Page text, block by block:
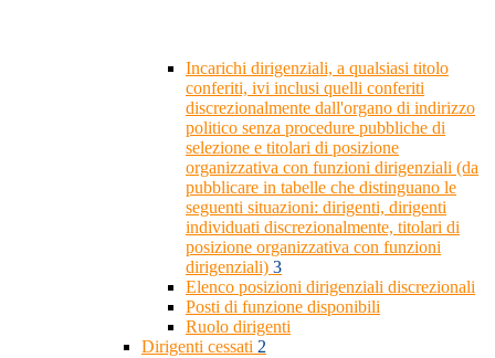
Incarichi dirigenziali, a qualsiasi titolo
conferiti, ivi inclusi quelli conferiti
discrezionalmente dall'organo di indirizzo
politico senza procedure pubbliche di
selezione e titolari di posizione
organizzativa con funzioni dirigenziali (da
pubblicare in tabelle che distinguano le
seguenti situazioni: dirigenti, dirigenti
individuati discrezionalmente, titolari di
posizione organizzativa con funzioni
dirigenziali) 3
Elenco posizioni dirigenziali discrezionali
Posti di funzione disponibili
Ruolo dirigenti
Dirigenti cessati 2